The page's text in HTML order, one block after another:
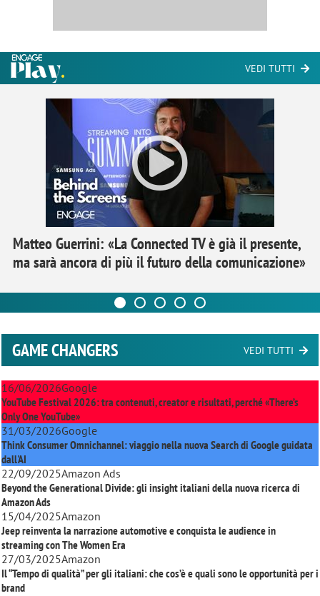
VEDI TUTTI
Matteo Guerrini: «La Connected TV è già il presente,
ma sarà ancora di più il futuro della comunicazione»
GAME CHANGERS VEDI TUTTI
16/06/2026Google
YouTube Festival 2026: tra contenuti, creator e risultati, perché «There’s
Only One YouTube»
31/03/2026Google
Think Consumer Omnichannel: viaggio nella nuova Search di Google guidata
dall'AI
22/09/2025Amazon Ads
Beyond the Generational Divide: gli insight italiani della nuova ricerca di
Amazon Ads
15/04/2025Amazon
Jeep reinventa la narrazione automotive e conquista le audience in
streaming conThe Women Era
27/03/2025Amazon
Il “Tempo di qualità” per gli italiani: che cos’è e quali sono le opportunità per i
brand